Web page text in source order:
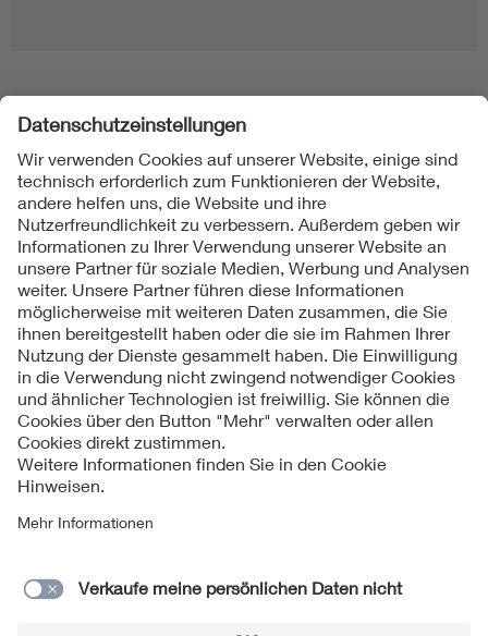
Folgen Sie uns
Kontakt
Impressum
Datenschutzinformationen
Cookie Hinweise
Compliance
Jahresarchiv